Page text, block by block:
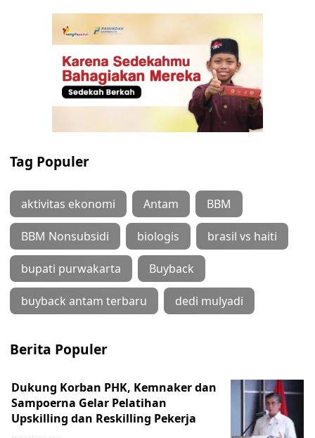
Tag Populer
aktivitas ekonomi Antam BBM
BBM Nonsubsidi biologis brasil vs haiti
bupati purwakarta Buyback
buyback antam terbaru dedi mulyadi
Berita Populer
Dukung Korban PHK, Kemnaker dan
Sampoerna Gelar Pelatihan
Upskilling dan Reskilling Pekerja